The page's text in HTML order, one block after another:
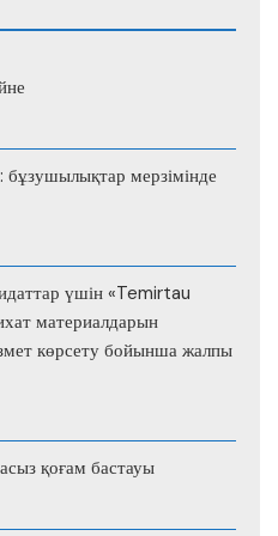
бұзушылықтар мерзімінде
үшін «Temirtau
материалдарын
көрсету бойынша жалпы
қоғам бастауы